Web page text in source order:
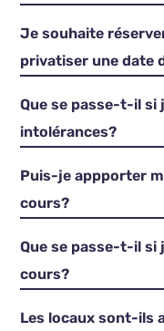
Je souhaite
privatiser une date
Que se passe-t-il si
intolérances?
Puis-je appporter
cours?
Que se passe-t-il si
cours?
Les locaux sont-ils